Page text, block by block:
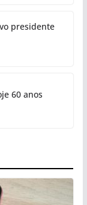
presidente
60 anos